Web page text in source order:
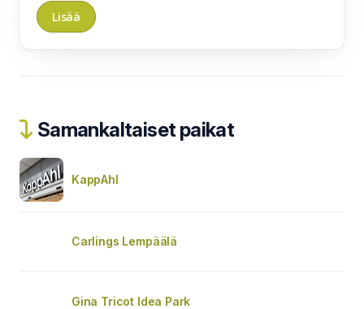
Samankaltaiset paikat
KappAhl
Carlings Lempäälä
Gina Tricot Idea Park